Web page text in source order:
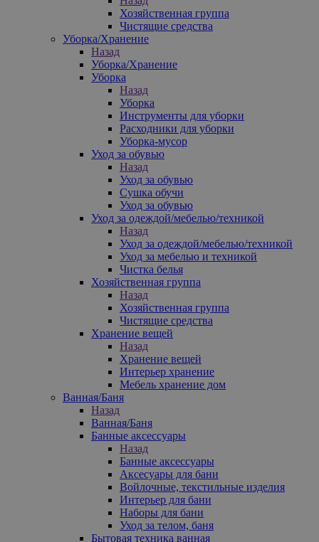
Хозяйственная группа
Чистящие средства
Уборка/Хранение
Назад
Уборка/Хранение
Уборка
Назад
Уборка
Инструменты для уборки
Расходники для уборки
Уборка-мусор
Уход за обувью
Назад
Уход за обувью
Сушка обучи
Уход за обувью
Уход за одеждой/мебелью/техникой
Назад
Уход за одеждой/мебелью/техникой
Уход за мебелью и техникой
Чистка белья
Хозяйственная группа
Назад
Хозяйственная группа
Чистящие средства
Хранение вещей
Назад
Хранение вещей
Интерьер хранение
Мебель хранение дом
Ванная/Баня
Назад
Ванная/Баня
Банные аксессуары
Назад
Банные аксессуары
Аксесуары для бани
Войлочные, текстильные изделия
Интерьер для бани
Наборы для бани
Уход за телом, баня
Бытовая техника ванная